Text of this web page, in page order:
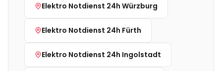
Elektro Notdienst 24h Würzburg
Elektro Notdienst 24h Fürth
Elektro Notdienst 24h Ingolstadt